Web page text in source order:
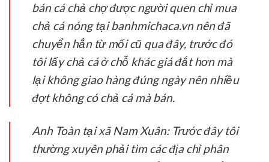
bán cá chả chợ được người quen chỉ mua
chả cá nóng tại banhmichaca.vn nên đã
chuyển hẳn từ mối cũ qua đây, trước đó
tôi lấy chả cá ở chỗ khác giá đắt hơn mà
lại không giao hàng đúng ngày nên nhiều
đợt không có chả cá mà bán.
Anh Toàn tại xã Nam Xuân:Trước đây tôi
thường xuyên phải tìm các địa chỉ phân